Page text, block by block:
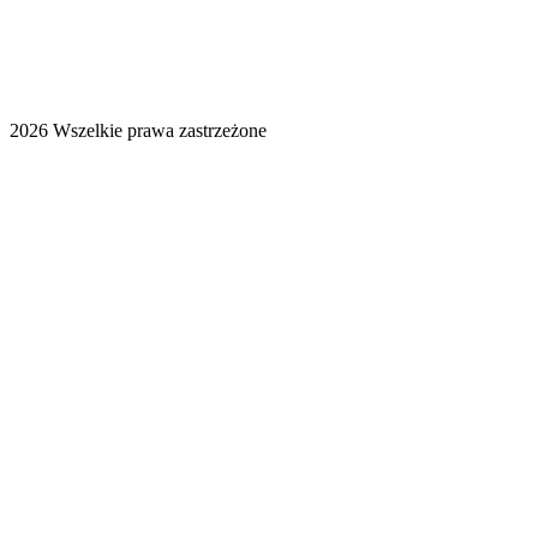
2026 Wszelkie prawa zastrzeżone